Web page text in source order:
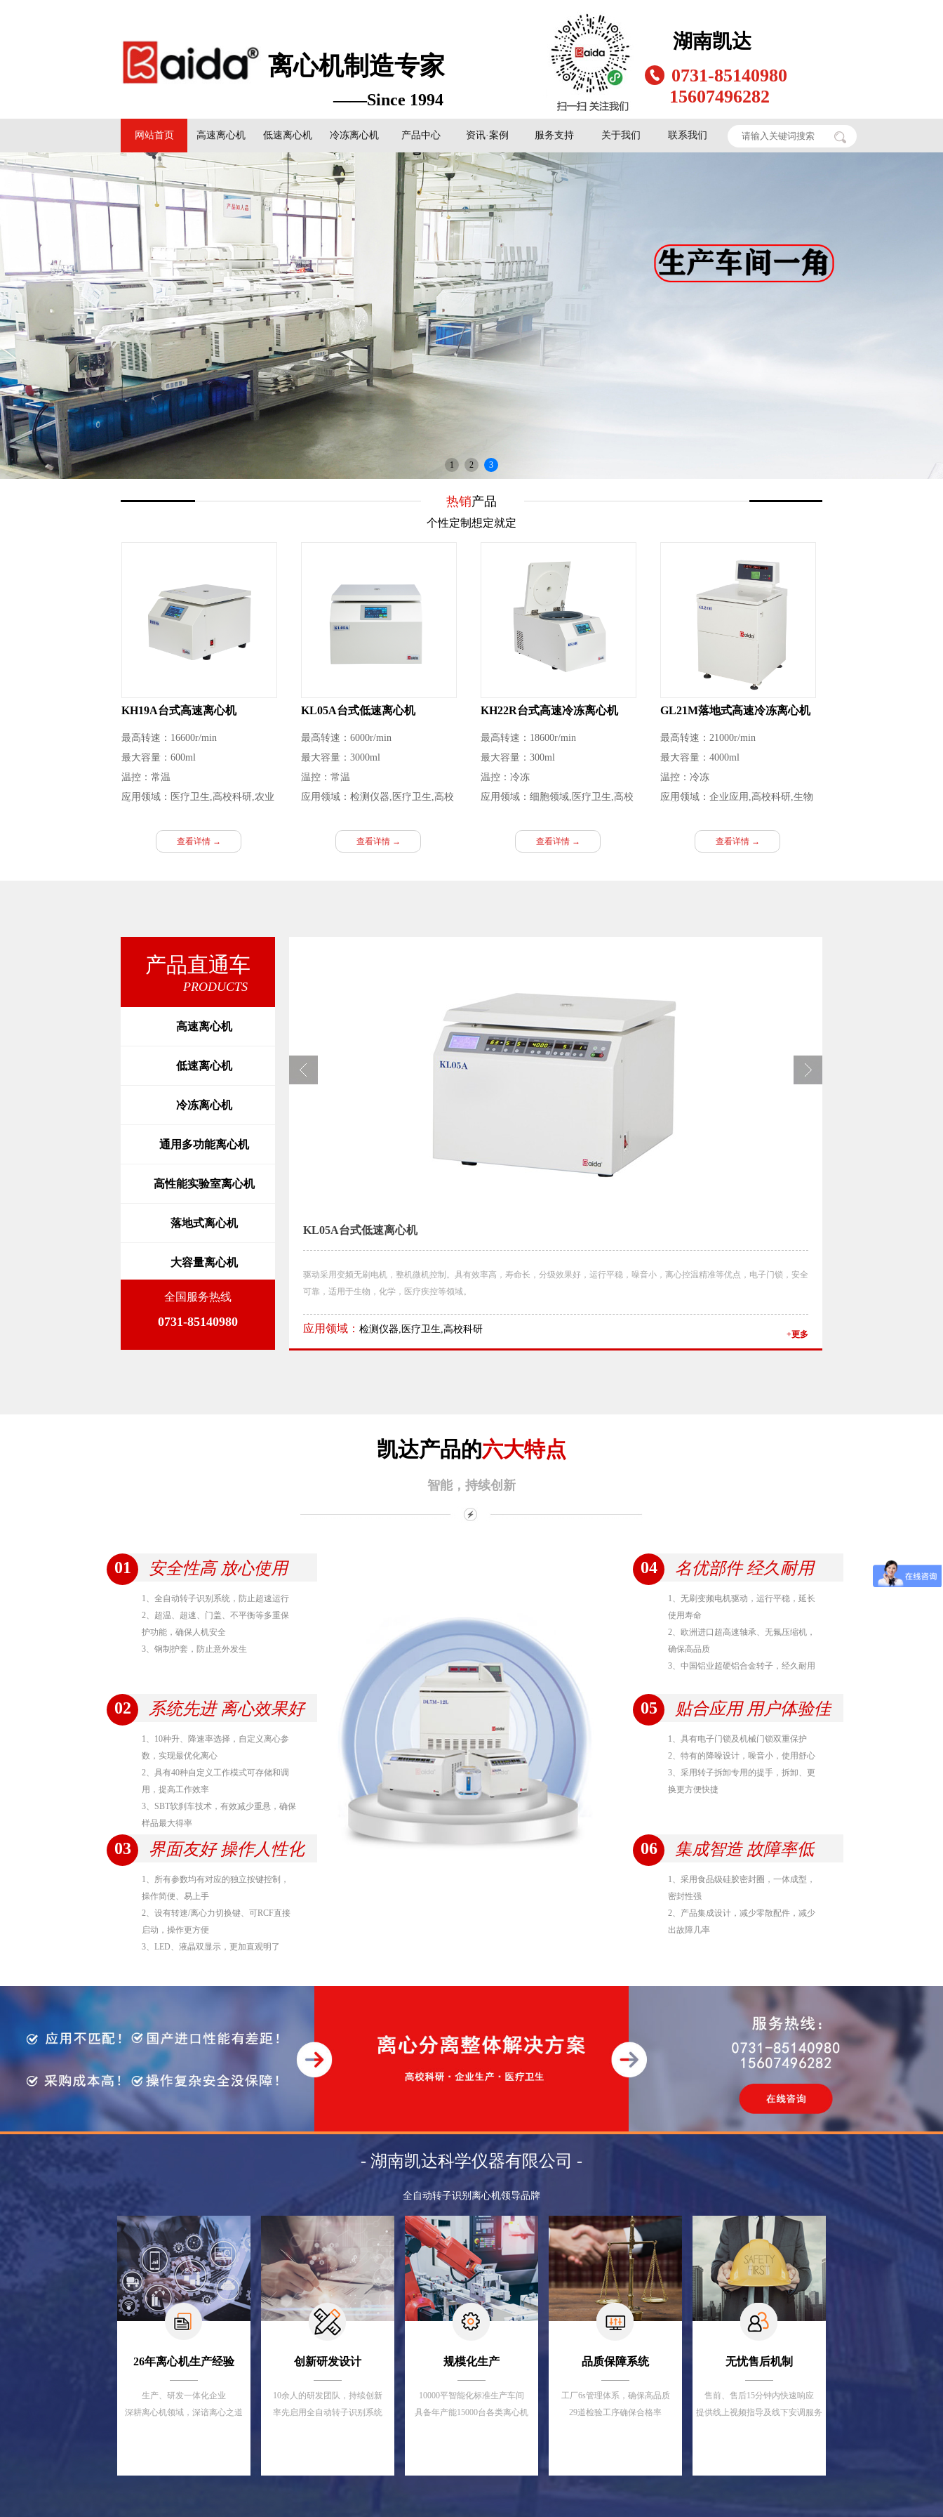
离心机制造专家
——Since 1994
湖南凯达
0731-85140980
15607496282
网站首页 高速离心机 低速离心机 冷冻离心机 产品中心 资讯·案例 服务支持 关于我们 联系我们
1 2 3
热销产品
个性定制想定就定
KH19A台式高速离心机
最高转速：16600r/min
最大容量：600ml
温控：常温
应用领域：医疗卫生,高校科研,农业
查看详情 →
KL05A台式低速离心机
最高转速：6000r/min
最大容量：3000ml
温控：常温
应用领域：检测仪器,医疗卫生,高校
查看详情 →
KH22R台式高速冷冻离心机
最高转速：18600r/min
最大容量：300ml
温控：冷冻
应用领域：细胞领域,医疗卫生,高校
查看详情 →
GL21M落地式高速冷冻离心机
最高转速：21000r/min
最大容量：4000ml
温控：冷冻
应用领域：企业应用,高校科研,生物
查看详情 →
产品直通车
PRODUCTS
高速离心机
低速离心机
冷冻离心机
通用多功能离心机
高性能实验室离心机
落地式离心机
大容量离心机
全国服务热线
0731-85140980
KL05A台式低速离心机
驱动采用变频无刷电机，整机微机控制。具有效率高，寿命长，分级效果好，运行平稳，噪音小，离心控温精准等优点，电子门锁，安全
可靠，适用于生物，化学，医疗疾控等领域。
应用领域： 检测仪器,医疗卫生,高校科研 +更多
凯达产品的六大特点
智能，持续创新
01 安全性高 放心使用
1、全自动转子识别系统，防止超速运行
2、超温、超速、门盖、不平衡等多重保
护功能，确保人机安全
3、钢制护套，防止意外发生
02 系统先进 离心效果好
1、10种升、降速率选择，自定义离心参
数，实现最优化离心
2、具有40种自定义工作模式可存储和调
用，提高工作效率
3、SBT软刹车技术，有效减少重悬，确保
样品最大得率
03 界面友好 操作人性化
1、所有参数均有对应的独立按键控制，
操作简便、易上手
2、设有转速/离心力切换键、可RCF直接
启动，操作更方便
3、LED、液晶双显示，更加直观明了
04 名优部件 经久耐用
1、无刷变频电机驱动，运行平稳，延长
使用寿命
2、欧洲进口超高速轴承、无氟压缩机，
确保高品质
3、中国铝业超硬铝合金转子，经久耐用
05 贴合应用 用户体验佳
1、具有电子门锁及机械门锁双重保护
2、特有的降噪设计，噪音小，使用舒心
3、采用转子拆卸专用的提手，拆卸、更
换更方便快捷
06 集成智造 故障率低
1、采用食品级硅胶密封圈，一体成型，
密封性强
2、产品集成设计，减少零散配件，减少
出故障几率
- 湖南凯达科学仪器有限公司 -
全自动转子识别离心机领导品牌
26年离心机生产经验
生产、研发一体化企业
深耕离心机领域，深谙离心之道
创新研发设计
10余人的研发团队，持续创新
率先启用全自动转子识别系统
规模化生产
10000平智能化标准生产车间
具备年产能15000台各类离心机
品质保障系统
工厂6s管理体系，确保高品质
29道检验工序确保合格率
无忧售后机制
售前、售后15分钟内快速响应
提供线上视频指导及线下安调服务